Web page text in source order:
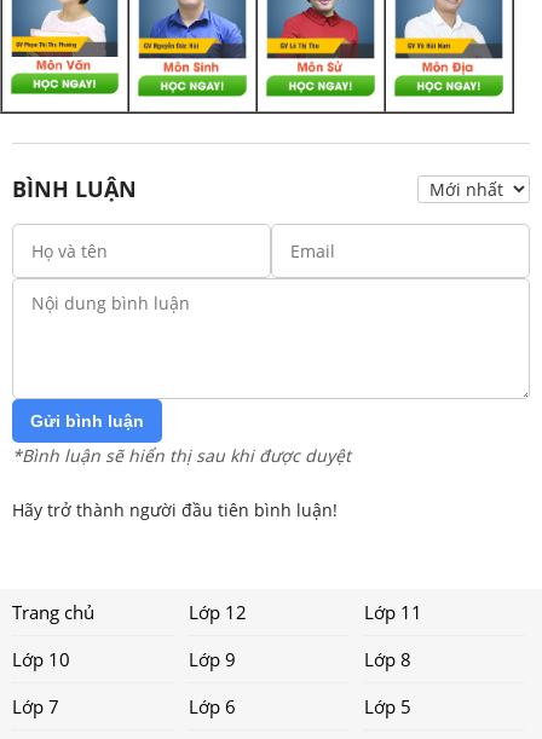
BÌNH LUẬN
Gửi bình luận
*Bình luận sẽ hiển thị sau khi được duyệt
Hãy trở thành người đầu tiên bình luận!
Trang chủ Lớp 12
Lớp 11
Lớp 10
Lớp 9
Lớp 8
Lớp 7
Lớp 6
Lớp 5